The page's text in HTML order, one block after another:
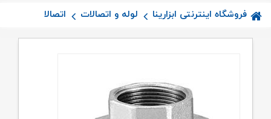
فروشگاه اینترنتی ابزارینا لوله و اتصالات اتصالات گالوانیزه